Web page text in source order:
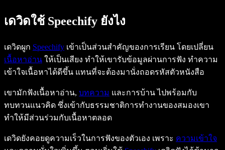
เดวิดใช้ Speechify ยังไง
เดวิดผูก Speechify เข้าเป็นส่วนสำคัญของการเรียน โดยเปลี่ยน
เนื้อหาอ่าน ให้เป็นเสียง ทำให้เขารับข้อมูลผ่านการฟัง ทำความ
เข้าใจเนื้อหาได้ดีขึ้น แทนที่จะต้องมานั่งถอดรหัสตัวหนังสือ
เขามักฟังเนื้อหาอ่าน, บทความ และการบ้าน ไปพร้อมกับ
ทบทวนแนวคิด ซึ่งเข้ากับธรรมชาติการทำงานของสมองเขา
ทำให้มีส่วนร่วมกับเนื้อหาตลอด
เดวิดยังคอยดูความเร็วในการฟังของตัวเอง เพราะ ความเข้าใจ